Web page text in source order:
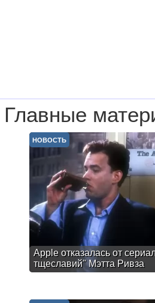
Главные
Apple отказалась от
тщеславий" Мэтта Ривза
НОВОСТЬ